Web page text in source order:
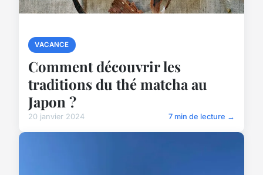
VACANCE
Comment découvrir les
traditions du thé matcha au
Japon ?
20 janvier 2024 7 min de lecture →